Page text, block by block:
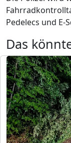
Pedelecs und E-
Das